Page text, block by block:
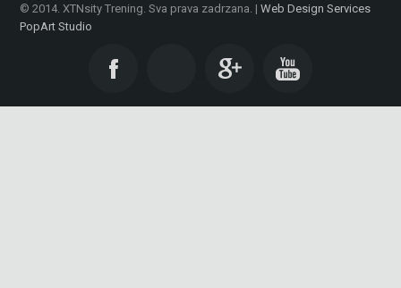
© 2014. XTNsity Trening. Sva prava zadrzana. | Web Design Services
PopArt Studio